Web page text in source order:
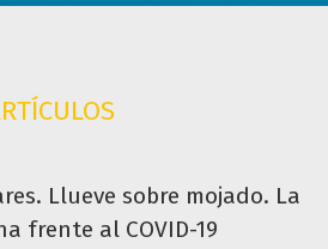
Llueve sobre mojado. La
frente al COVID-19